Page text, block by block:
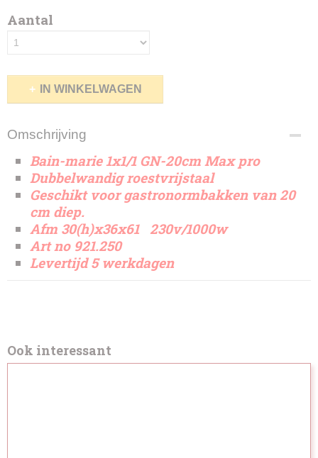
Aantal
IN WINKELWAGEN
Omschrijving
Bain-marie 1x1/1 GN-20cm Max pro
Dubbelwandig roestvrijstaal
Geschikt voor gastronormbakken van 20
cm diep.
Afm 30(h)x36x61 230v/1000w
Art no 921.250
Levertijd 5 werkdagen
Ook interessant